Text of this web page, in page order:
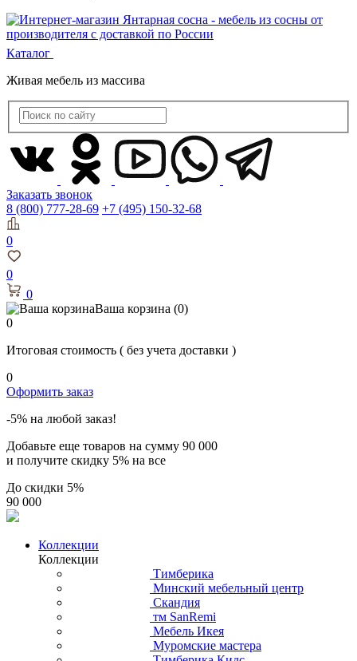
Каталог
Живая мебель из массива
Заказать звонок
8 (800) 777-28-69 +7 (495) 150-32-68
0
0
0
Ваша корзина (0)
0
Итоговая стоимость ( без учета доставки )
0
Оформить заказ
-5% на любой заказ!
Добавьте еще товаров на сумму 90 000
и получите скидку 5% на все
До скидки 5%
90 000
Коллекции
Коллекции
Тимберика
Минский мебельный центр
Скандия
тм SanRemi
Мебель Икея
Муромские мастера